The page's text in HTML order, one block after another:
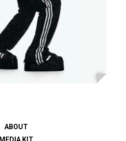
ABOUT
MEDIA KIT